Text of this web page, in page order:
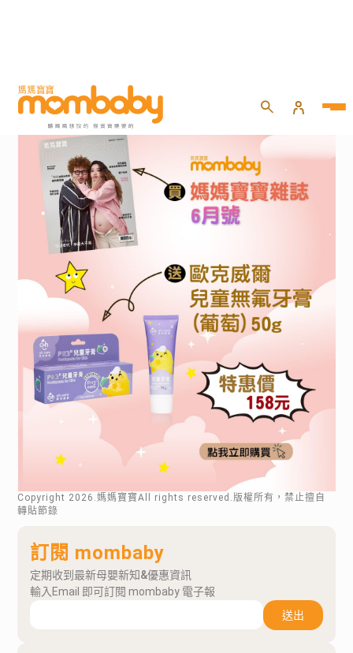
Copyright 2026 .媽媽寶寶All rights reserved.版權所有，禁止擅自
轉貼節錄
訂閱 mombaby
定期收到最新母嬰新知&優惠資訊
輸入Email 即可訂閱 mombaby 電子報
送出